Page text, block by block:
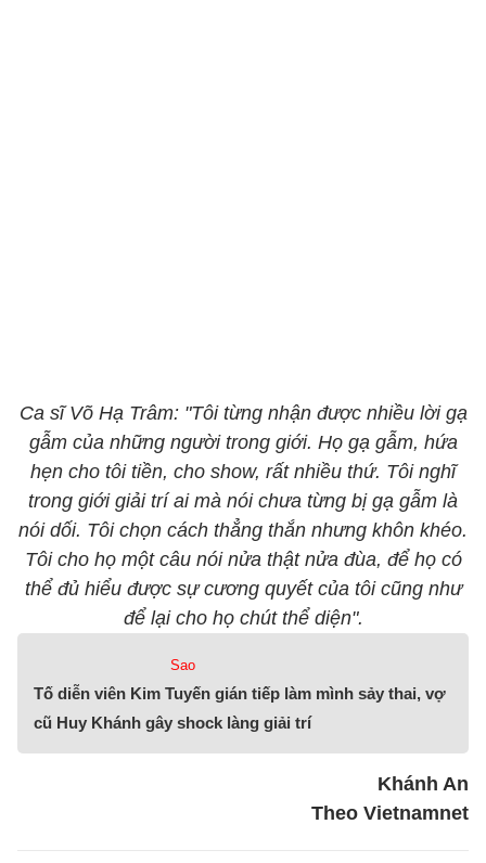
Ca sĩ Võ Hạ Trâm: "Tôi từng nhận được nhiều lời gạ
gẫm của những người trong giới. Họ gạ gẫm, hứa
hẹn cho tôi tiền, cho show, rất nhiều thứ. Tôi nghĩ
trong giới giải trí ai mà nói chưa từng bị gạ gẫm là
nói dối. Tôi chọn cách thẳng thắn nhưng khôn khéo.
Tôi cho họ một câu nói nửa thật nửa đùa, để họ có
thể đủ hiểu được sự cương quyết của tôi cũng như
để lại cho họ chút thể diện".
Sao
Tố diễn viên Kim Tuyến gián tiếp làm mình sảy thai, vợ
cũ Huy Khánh gây shock làng giải trí
Khánh An
Theo Vietnamnet